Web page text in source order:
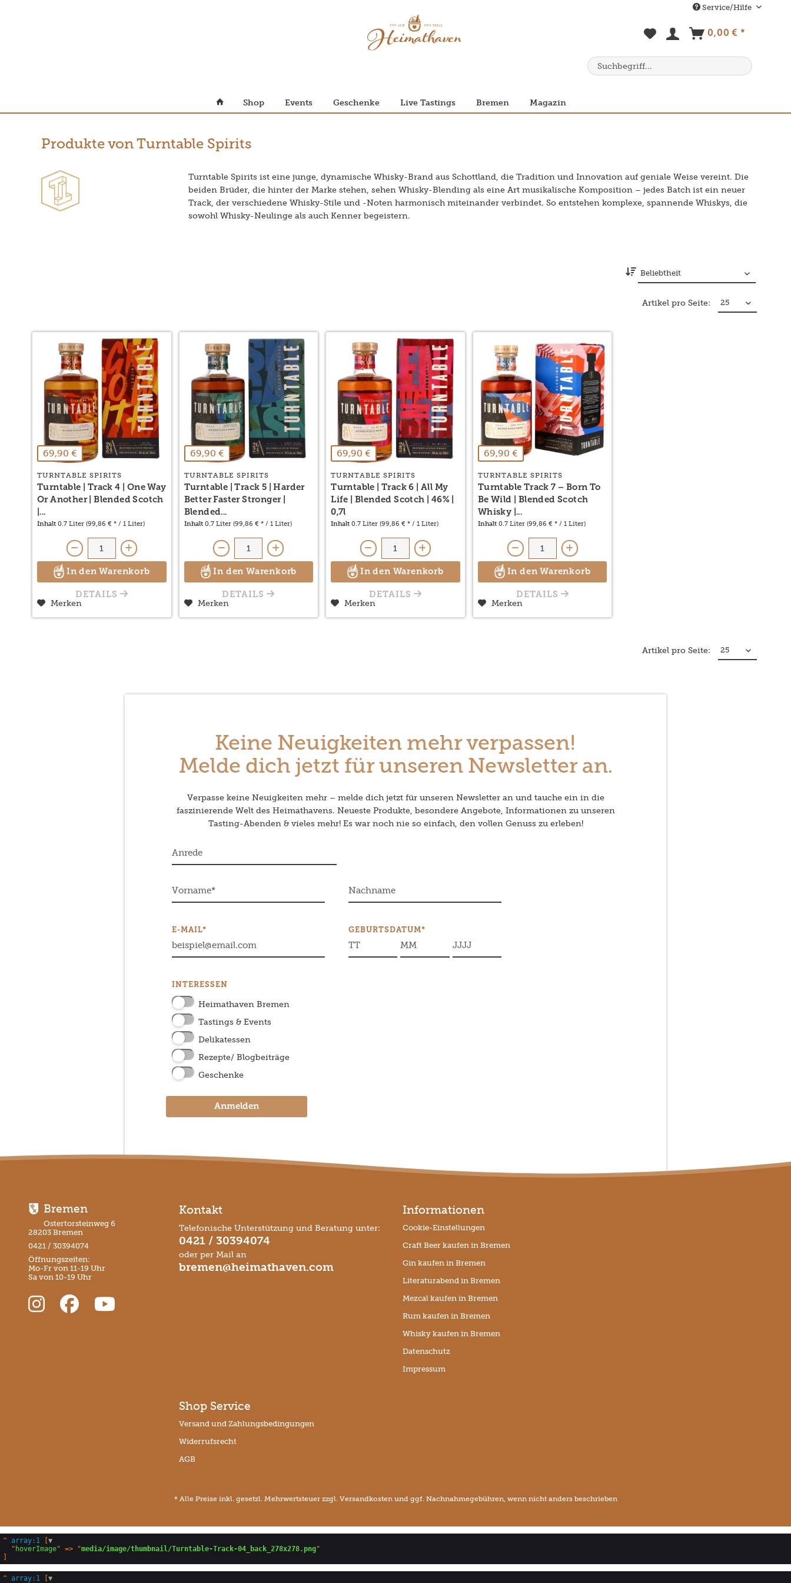
Service/Hilfe
0,00 € *
Shop Events Geschenke Live Tastings Bremen Magazin
Produkte von Turntable Spirits
Turntable Spirits ist eine junge, dynamische Whisky-Brand aus Schottland, die Tradition und Innovation auf geniale Weise vereint. Die
beiden Brüder, die hinter der Marke stehen, sehen Whisky-Blending als eine Art musikalische Komposition – jedes Batch ist ein neuer
Track, der verschiedene Whisky-Stile und -Noten harmonisch miteinander verbindet. So entstehen komplexe, spannende Whiskys, die
sowohl Whisky-Neulinge als auch Kenner begeistern.
Artikel pro Seite:
69,90 €
TURNTABLE SPIRITS
Turntable | Track 4 | One Way
Or Another | Blended Scotch
|...
Inhalt 0.7 Liter (99,86 € * / 1 Liter)
In den Warenkorb
DETAILS
Merken
69,90 €
TURNTABLE SPIRITS
Turntable | Track 5 | Harder
Better Faster Stronger |
Blended...
Inhalt 0.7 Liter (99,86 € * / 1 Liter)
In den Warenkorb
DETAILS
Merken
69,90 €
TURNTABLE SPIRITS
Turntable | Track 6 | All My
Life | Blended Scotch | 46% |
0,7l
Inhalt0.7 Liter(99,86 € * / 1 Liter)
In den Warenkorb
DETAILS
Merken
69,90 €
TURNTABLE SPIRITS
Turntable Track 7 – Born To
Be Wild | Blended Scotch
Whisky |...
Inhalt 0.7 Liter (99,86 € * / 1 Liter)
In den Warenkorb
DETAILS
Merken
Artikel pro Seite:
Keine Neuigkeiten mehr verpassen!
Melde dich jetzt für unseren Newsletter an.
Verpasse keine Neuigkeiten mehr – melde dich jetzt für unseren Newsletter an und tauche ein in die
faszinierende Welt des Heimathavens. Neueste Produkte, besondere Angebote, Informationen zu unseren
Tasting-Abenden & vieles mehr! Es war noch nie so einfach, den vollen Genuss zu erleben!
E-MAIL* GEBURTSDATUM*
INTERESSEN
Heimathaven Bremen
Tastings & Events
Delikatessen
Rezepte/ Blogbeiträge
Geschenke
Anmelden
Bremen
Ostertorsteinweg 6
28203 Bremen
0421 / 30394074
Öffnungszeiten:
Mo-Fr von 11-19 Uhr
Sa von 10-19 Uhr
Kontakt
Telefonische Unterstützung und Beratung unter:
0421 / 30394074
oder per Mail an
bremen@heimathaven.com
Informationen
Cookie-Einstellungen
Craft Beer kaufen in Bremen
Gin kaufen in Bremen
Literaturabend in Bremen
Mezcal kaufen in Bremen
Rum kaufen in Bremen
Whisky kaufen in Bremen
Datenschutz
Impressum
Shop Service
Versand und Zahlungsbedingungen
Widerrufsrecht
AGB
* Alle Preise inkl. gesetzl. Mehrwertsteuer zzgl. Versandkostenund ggf. Nachnahmegebühren, wenn nicht anders beschrieben
^ array:1
▼
  "
hoverImage" => "media/image/thumbnail/Turntable-Track-04_back_278x278.png
^ array:1
▼